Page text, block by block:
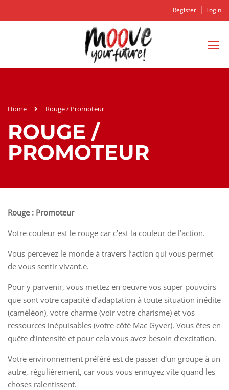
Register Login
Home Rouge / Promoteur
ROUGE /
PROMOTEUR
Rouge : Promoteur
Votre couleur est le rouge car c’est la couleur de l’action.
Vous percevez le monde à travers l’action qui vous permet
de vous sentir vivant.e.
Pour y parvenir, vous mettez en oeuvre vos super pouvoirs
que sont votre capacité d’adaptation à toute situation inédite
(caméléon), votre charme (voir votre charisme) et vos
ressources inépuisables (votre côté Mac Gyver). Vous êtes en
quête d’intensité et pour cela vous avez besoin d’excitation.
Votre environnement préféré est de passer d’un groupe à un
autre, régulièrement, car vous vous ennuyez vite quand les
choses ralentissent.